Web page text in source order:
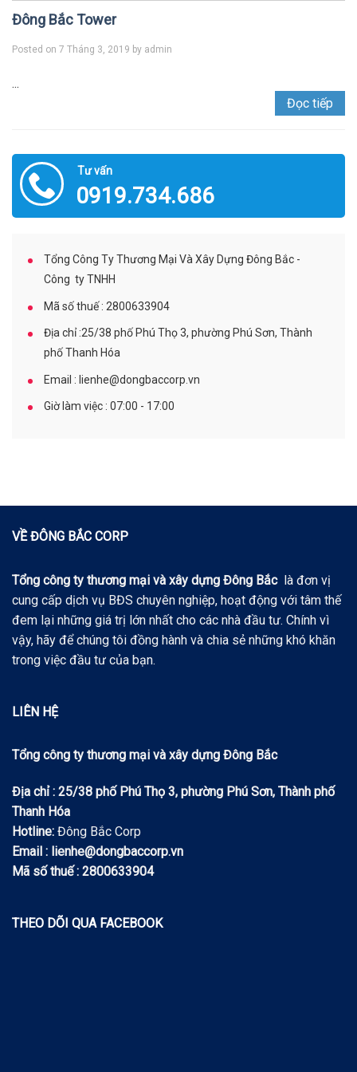
Đông Bắc Tower
Posted on 7 Tháng 3, 2019 by admin
...
Đọc tiếp
Tư vấn
0919.734.686
Tổng Công Ty Thương Mại Và Xây Dựng Đông Bắc -
Công ty TNHH
Mã số thuế : 2800633904
Địa chỉ :25/38 phố Phú Thọ 3, phường Phú Sơn, Thành
phố Thanh Hóa
Email : lienhe@dongbaccorp.vn
Giờ làm việc : 07:00 - 17:00
VỀ ĐÔNG BẮC CORP
Tổng công ty thương mại và xây dựng Đông Bắc là đơn vị
cung cấp dịch vụ BĐS chuyên nghiệp, hoạt động với tâm thế
đem lại những giá trị lớn nhất cho các nhà đầu tư. Chính vì
vậy, hãy để chúng tôi đồng hành và chia sẻ những khó khăn
trong việc đầu tư của bạn.
LIÊN HỆ
Tổng công ty thương mại và xây dựng Đông Bắc
Địa chỉ : 25/38 phố Phú Thọ 3, phường Phú Sơn, Thành phố
Thanh Hóa
Hotline: Đông Bắc Corp
Email : lienhe@dongbaccorp.vn
Mã số thuế : 2800633904
THEO DÕI QUA FACEBOOK